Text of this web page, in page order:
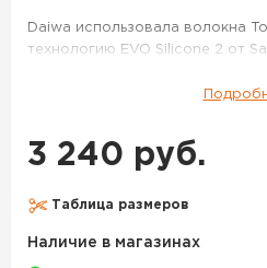
Daiwa использовала волокна
технологию EVO Silicone 2 от
волокна толще, чем волокна
покрытие на поверхность
дальности заброса и
Линия Daiwa UVF PE
3 240 руб.
Таблица размеров
Наличие в магазинах